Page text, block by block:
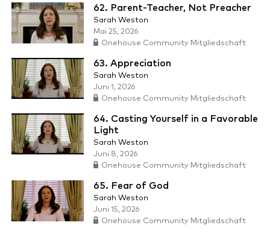
62. Parent-Teacher, Not Preacher
Sarah Weston
Mai 25, 2026
Onehouse Community Mitgliedschaft
63. Appreciation
Sarah Weston
Juni 1, 2026
Onehouse Community Mitgliedschaft
64. Casting Yourself in a Favorable
Light
Sarah Weston
Juni 8, 2026
Onehouse Community Mitgliedschaft
65. Fear of God
Sarah Weston
Juni 15, 2026
Onehouse Community Mitgliedschaft